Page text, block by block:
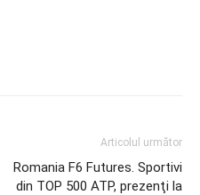
Articolul următor
Romania F6 Futures. Sportivi
din TOP 500 ATP, prezenţi la